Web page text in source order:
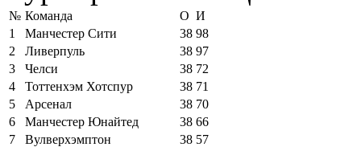
№ Команда О И
1
Манчестер Сити 38 98
2
Ливерпуль 38 97
3
Челси 38 72
4
Тоттенхэм Хотспур 38 71
5
Арсенал 38 70
6
Манчестер Юнайтед 38 66
7
Вулверхэмптон 38 57